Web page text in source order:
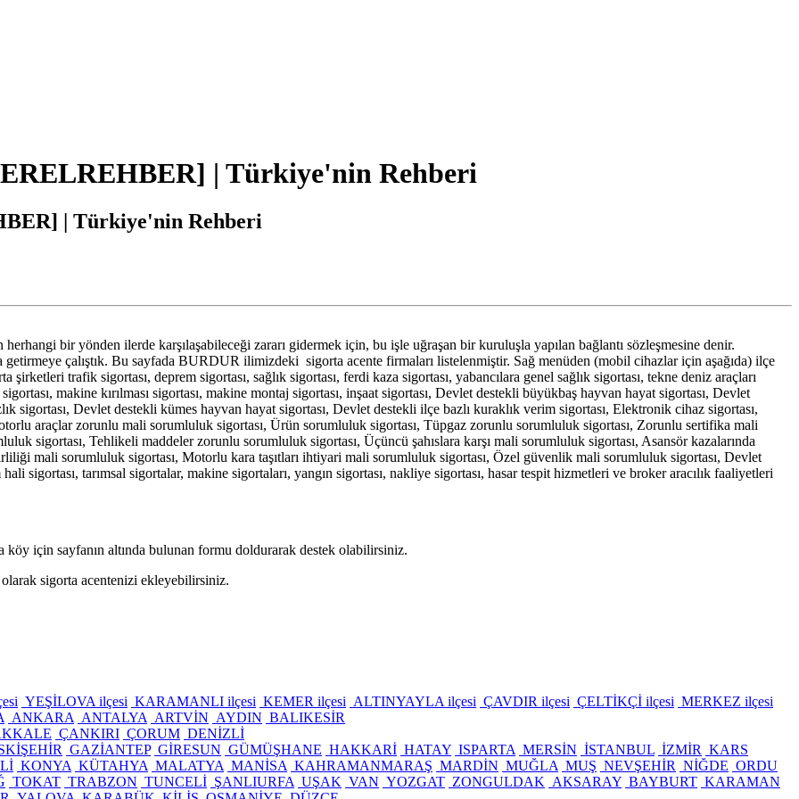
| Türkiye'nin Rehberi
| Türkiye'nin Rehberi
bir yönden ilerde karşılaşabileceği zararı gidermek için, bu işle uğraşan bir kuruluşla yapılan bağlantı sözleşmesine denir.
çalıştık. Bu sayfada BURDUR ilimizdeki sigorta acente firmaları listelenmiştir. Sağ menüden (mobil cihazlar için aşağıda) ilçe
trafik sigortası, deprem sigortası, sağlık sigortası, ferdi kaza sigortası, yabancılara genel sağlık sigortası, tekne deniz araçları
makine kırılması sigortası, makine montaj sigortası, inşaat sigortası, Devlet destekli büyükbaş hayvan hayat sigortası, Devlet
sigortası, Devlet destekli kümes hayvan hayat sigortası, Devlet destekli ilçe bazlı kuraklık verim sigortası, Elektronik cihaz sigortası,
araçlar zorunlu mali sorumluluk sigortası, Ürün sorumluluk sigortası, Tüpgaz zorunlu sorumluluk sigortası, Zorunlu sertifika mali
sigortası, Tehlikeli maddeler zorunlu sorumluluk sigortası, Üçüncü şahıslara karşı mali sorumluluk sigortası, Asansör kazalarında
mali sorumluluk sigortası, Motorlu kara taşıtları ihtiyari mali sorumluluk sigortası, Özel güvenlik mali sorumluluk sigortası, Devlet
sigortası, tarımsal sigortalar, makine sigortaları, yangın sigortası, nakliye sigortası, hasar tespit hizmetleri ve broker aracılık faaliyetleri
için sayfanın altında bulunan formu doldurarak destek olabilirsiniz.
sigorta acentenizi ekleyebilirsiniz.
YEŞİLOVA ilçesi KARAMANLI ilçesi KEMER ilçesi ALTINYAYLA ilçesi ÇAVDIR ilçesi ÇELTİKÇİ ilçesi MERKEZ ilçesi
ANKARA ANTALYA ARTVİN AYDIN BALIKESİR
ÇANKIRI ÇORUM DENİZLİ
GAZİANTEP GİRESUN GÜMÜŞHANE HAKKARİ HATAY ISPARTA MERSİN İSTANBUL İZMİR KARS
KONYA KÜTAHYA MALATYA MANİSA KAHRAMANMARAŞ MARDİN MUĞLA MUŞ NEVŞEHİR NİĞDE ORDU
TOKAT TRABZON TUNCELİ ŞANLIURFA UŞAK VAN YOZGAT ZONGULDAK AKSARAY BAYBURT KARAMAN